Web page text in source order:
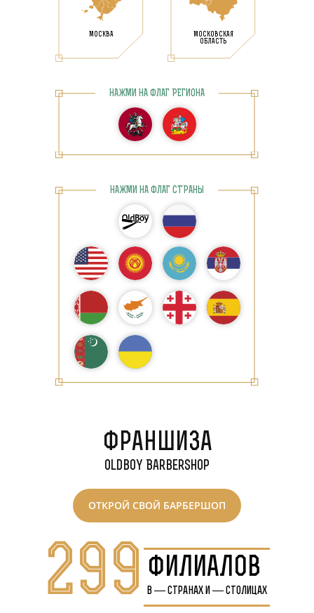
МОСКВА
МОСКОВСКАЯ
ОБЛАСТЬ
НАЖМИ НА ФЛАГ РЕГИОНА
НАЖМИ НА ФЛАГ СТРАНЫ
Франшиза
Oldboy Barbershop
ОТКРОЙ СВОЙ БАРБЕРШОП
299 филиалов
в—странах и—столицах